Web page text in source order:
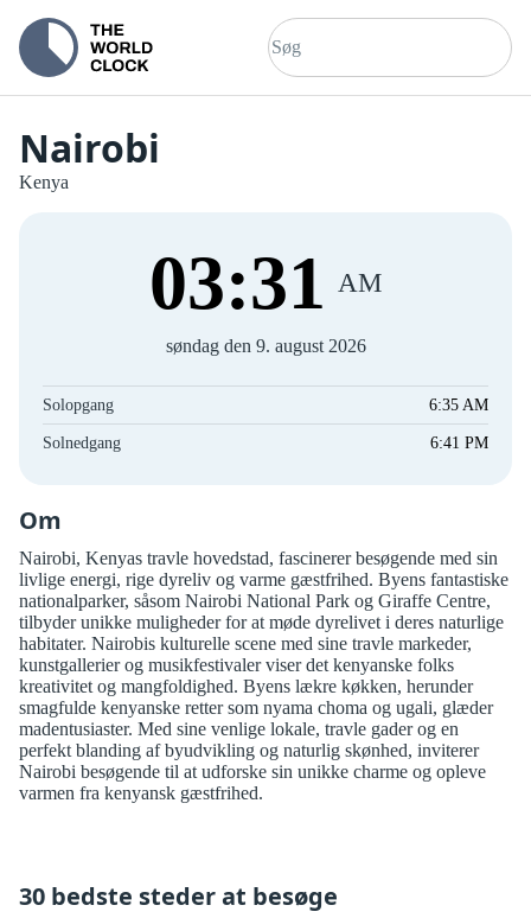
Nairobi
Kenya
03:31 AM
søndag den 9. august 2026
Solopgang 6:35 AM
Solnedgang 6:41 PM
Om
Nairobi, Kenyas travle hovedstad, fascinerer besøgende med sin
livlige energi, rige dyreliv og varme gæstfrihed. Byens fantastiske
nationalparker, såsom Nairobi National Park og Giraffe Centre,
tilbyder unikke muligheder for at møde dyrelivet i deres naturlige
habitater. Nairobis kulturelle scene med sine travle markeder,
kunstgallerier og musikfestivaler viser det kenyanske folks
kreativitet og mangfoldighed. Byens lækre køkken, herunder
smagfulde kenyanske retter som nyama choma og ugali, glæder
madentusiaster. Med sine venlige lokale, travle gader og en
perfekt blanding af byudvikling og naturlig skønhed, inviterer
Nairobi besøgende til at udforske sin unikke charme og opleve
varmen fra kenyansk gæstfrihed.
30 bedste steder at besøge